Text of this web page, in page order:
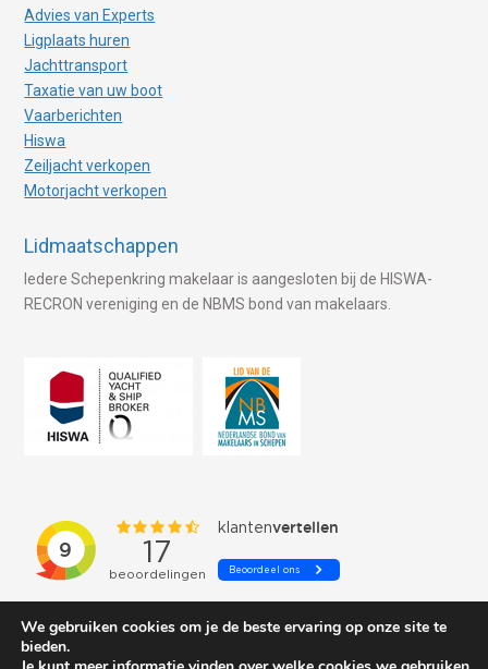
Advies van Experts
Ligplaats huren
Jachttransport
Taxatie van uw boot
Vaarberichten
Hiswa
Zeiljacht verkopen
Motorjacht verkopen
Lidmaatschappen
Iedere Schepenkring makelaar is aangesloten bij de HISWA-
RECRON vereniging en de NBMS bond van makelaars.
We gebruiken cookies om je de beste ervaring op onze site te
bieden.